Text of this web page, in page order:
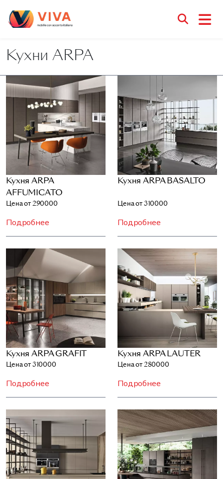
Кухни ARPA
Кухня ARPA
AFFUMICATO
Цена от 290000
Подробнее
Кухня ARPA BASALTO
Цена от 310000
Подробнее
Кухня ARPA GRAFIT
Цена от 310000
Подробнее
Кухня ARPA LAUTER
Цена от 280000
Подробнее